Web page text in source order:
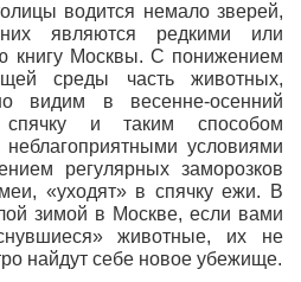
водится немало зверей,
являются редкими или
книгу Москвы. С понижением
среды часть животных,
видим в весенне-осенний
и таким способом
условиями
регулярных заморозков
«уходят» в спячку ежи. В
зимой в Москве, если вами
животные, их не
найдут себе новое убежище.